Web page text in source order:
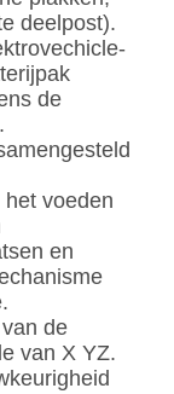
deelpost).
de
voeden
en
de
van X YZ.